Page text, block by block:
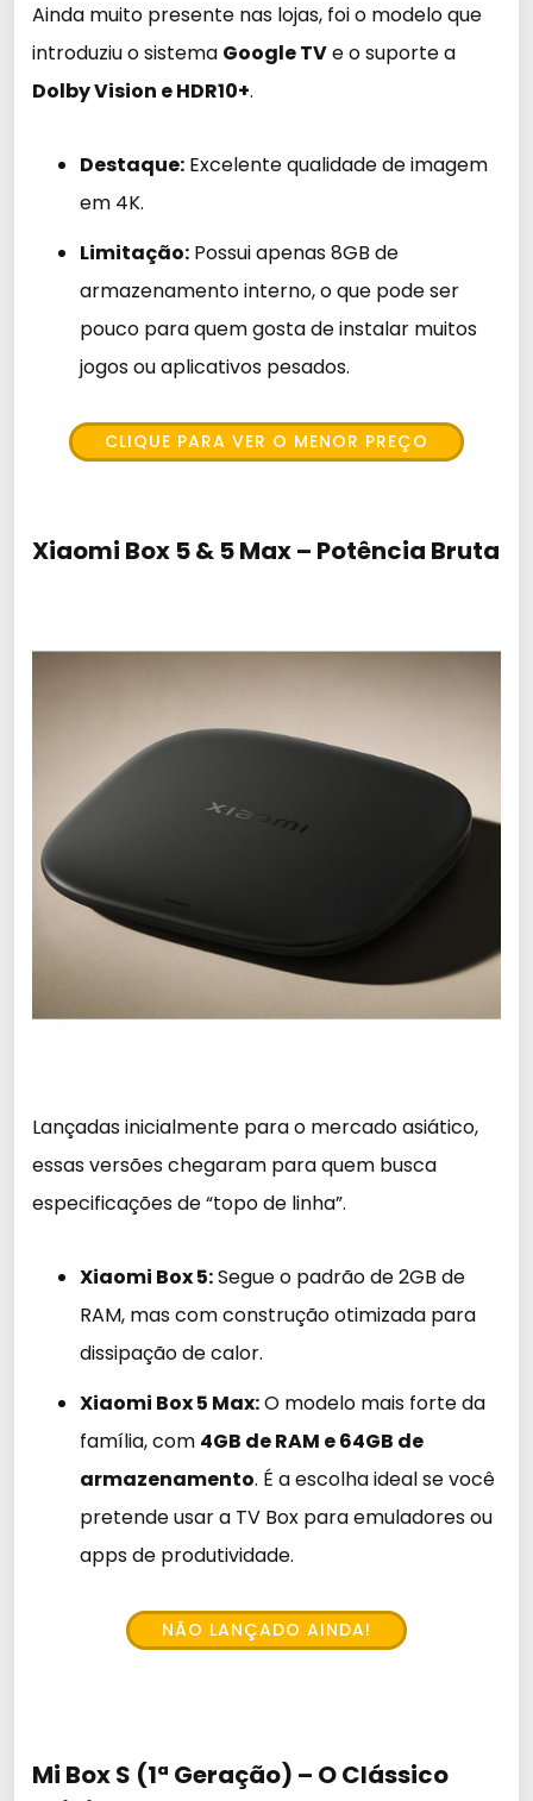
Ainda muito presente nas lojas, foi o modelo que
introduziu o sistema Google TVe o suporte a
Dolby Vision e HDR10+.
Destaque: Excelente qualidade de imagem
em 4K.
Limitação: Possui apenas 8GB de
armazenamento interno, o que pode ser
pouco para quem gosta de instalar muitos
jogos ou aplicativos pesados.
CLIQUE PARA VER O MENOR PREÇO
Xiaomi Box 5 & 5 Max – Potência Bruta
Lançadas inicialmente para o mercado asiático,
essas versões chegaram para quem busca
especificações de “topo de linha”.
Xiaomi Box 5:Segue o padrão de 2GB de
RAM, mas com construção otimizada para
dissipação de calor.
Xiaomi Box 5 Max:O modelo mais forte da
família, com 4GB de RAM e 64GB de
armazenamento. É a escolha ideal se você
pretende usar a TV Box para emuladores ou
apps de produtividade.
NÃO LANÇADO AINDA!
Mi Box S (1ª Geração) – O Clássico